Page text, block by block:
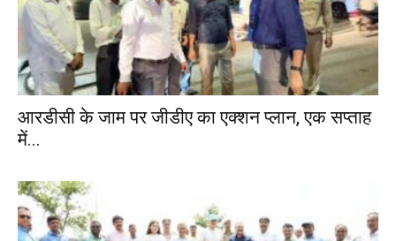
आरडीसी के जाम पर जीडीए का एक्शन प्लान, एक सप्ताह
में...